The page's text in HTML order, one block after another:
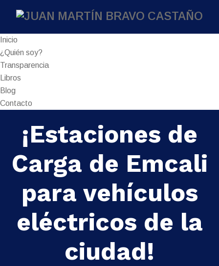
Inicio
¿Quién soy?
Transparencia
Libros
Blog
Contacto
¡Estaciones de
Carga de Emcali
para vehículos
eléctricos de la
ciudad!